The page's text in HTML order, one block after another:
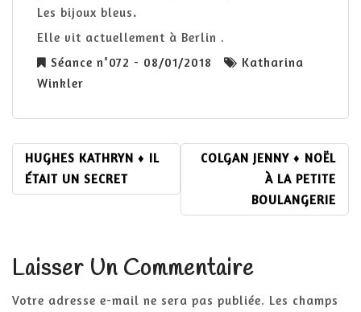
Les bijoux bleus.
Elle vit actuellement à Berlin .
Séance n°072 - 08/01/2018
Katharina
Winkler
NAVIGATION
DE
L’ARTICLE
HUGHES KATHRYN ♦ IL
ÉTAIT UN SECRET
COLGAN JENNY ♦ NOËL
À LA PETITE
BOULANGERIE
Laisser Un Commentaire
Votre adresse e-mail ne sera pas publiée. Les champs